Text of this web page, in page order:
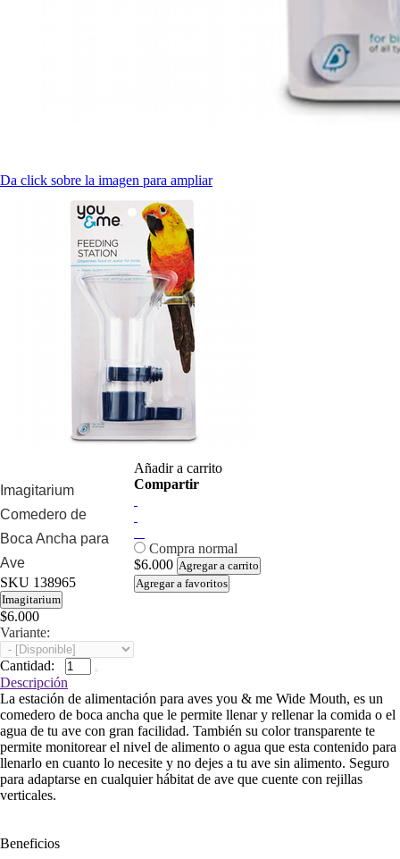
Da click sobre la imagen para ampliar
Imagitarium
Comedero de
Boca Ancha para
Ave
SKU 138965
Imagitarium
$6.000
Variante:
Cantidad:
Añadir a carrito
Compartir
Compra normal
$6.000 Agregar a carrito
Agregar a favoritos
Descripción
La estación de alimentación para aves you & me Wide Mouth, es un
comedero de boca ancha que le permite llenar y rellenar la comida o el
agua de tu ave con gran facilidad. También su color transparente te
permite monitorear el nivel de alimento o agua que esta contenido para
llenarlo en cuanto lo necesite y no dejes a tu ave sin alimento. Seguro
para adaptarse en cualquier hábitat de ave que cuente con rejillas
verticales.
Beneficios